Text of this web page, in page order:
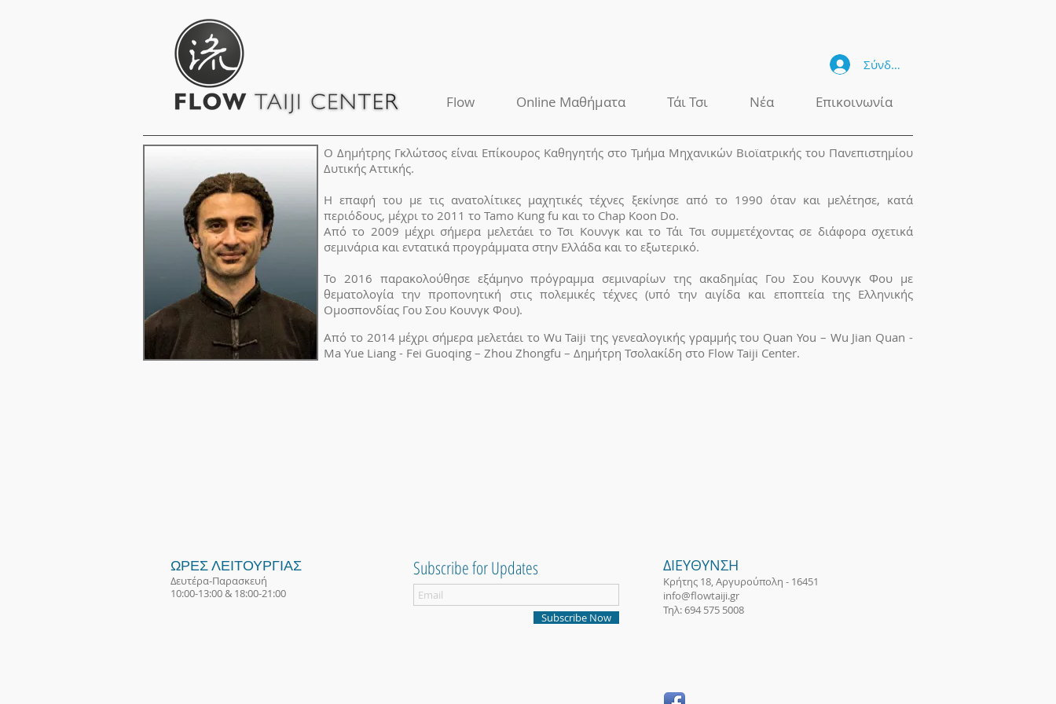
Σύνδεση
Flow Online Μαθήματα Τάι Τσι Νέα Επικοινωνία
O Δημήτρης Γκλώτσος είναι Επίκουρος Καθηγητής στο Τμήμα Μηχανικών Βιοϊατρικής του Πανεπιστημίου
Δυτικής Αττικής.
Η επαφή του με τις ανατολίτικες μαχητικές τέχνες ξεκίνησε από το 1990 όταν και μελέτησε, κατά
περιόδους, μέχρι το 2011 το Tamo Kung fu και το Chap Koon Do.
Από το 2009 μέχρι σήμερα μελετάει το Τσι Κουνγκ και το Τάι Τσι συμμετέχοντας σε διάφορα σχετικά
σεμινάρια και εντατικά προγράμματα στην Ελλάδα και το εξωτερικό.
Το 2016 παρακολούθησε εξάμηνο πρόγραμμα σεμιναρίων της ακαδημίας Γου Σου Κουνγκ Φου με
θεματολογία την προπονητική στις πολεμικές τέχνες (υπό την αιγίδα και εποπτεία της Ελληνικής
Ομοσπονδίας Γου Σου Κουνγκ Φου).
Από το 2014 μέχρι σήμερα μελετάει το Wu Taiji της γενεαλογικής γραμμής του Quan You – Wu Jian Quan -
Ma Yue Liang - Fei Guoqing – Zhou Zhongfu – Δημήτρη Τσολακίδη στο Flow Taiji Center.
ΩΡΕΣ ΛΕΙΤΟΥΡΓΙΑΣ
Δευτέρα-Παρασκευή
10:00-13:00 & 18:00-21:00
Subscribe for Updates
Subscribe Now
ΔΙΕΥΘΥΝΣΗ
Κρήτης 18, Αργυρούπολη - 16451
info@flowtaiji.gr
Τηλ: 694 575 5008